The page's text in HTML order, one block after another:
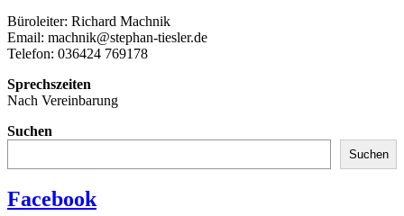
Büroleiter: Richard Machnik
Email: machnik@stephan-tiesler.de
Telefon: 036424 769178
Sprechszeiten
Nach Vereinbarung
Suchen
Suchen
Facebook